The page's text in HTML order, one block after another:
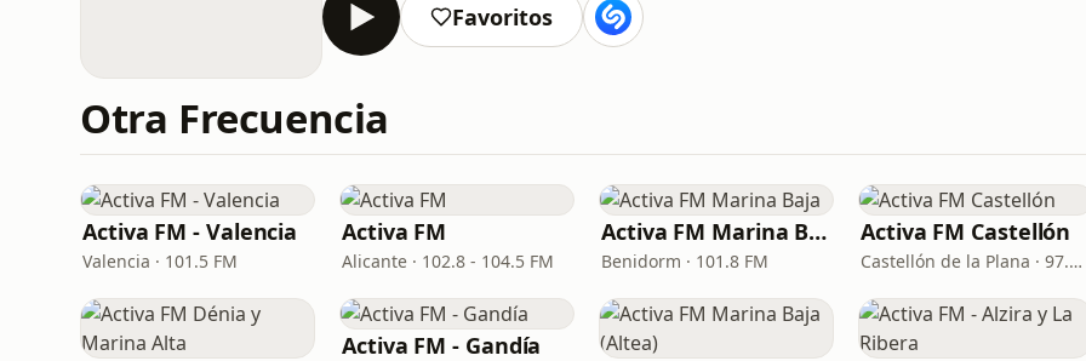
Favoritos
Otra Frecuencia
Activa FM - Valencia
Valencia · 101.5 FM
Activa FM
Alicante · 102.8 - 104.5 FM
Activa FM Marina Baja
Benidorm · 101.8 FM
Activa FM Castellón
Castellón de la Plana · 97.5 FM
Activa FM - Gandía